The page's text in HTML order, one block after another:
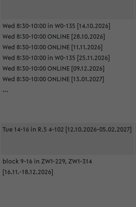
Wed 8:30-10:00 in W0-135 [14.10.2026]
Wed 8:30-10:00 ONLINE [28.10.2026]
Wed 8:30-10:00 ONLINE [11.11.2026]
Wed 8:30-10:00 in W0-135 [25.11.2026]
Wed 8:30-10:00 ONLINE [09.12.2026]
Wed 8:30-10:00 ONLINE [13.01.2027]
...
Tue 14-16 in R.5 4-102 [12.10.2026-05.02.2027]
block 9-16 in ZW1-229, ZW1-314
[16.11.-18.12.2026]